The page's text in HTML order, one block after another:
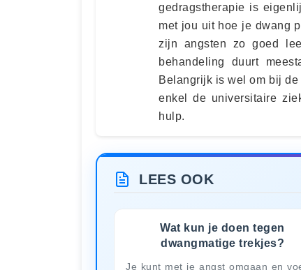
gedragstherapie is
met jou uit hoe je dwang
zijn angsten zo goed
behandeling duurt
Belangrijk is wel om bij
enkel de universitaire
hulp.
LEES OOK
Wat kun je doen tegen
dwangmatige trekjes?
Je kunt met je angst omgaan en